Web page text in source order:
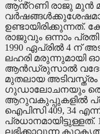
ആൻ്റണി രാജു മുൻ
ഉണ്ടായിരിക്കുന്നത്.
രാജുവും ഒന്നാം
1990 ഏപ്രിൽ 4 ന് അടി
ലഹരി മരുന്നുമായി
ആൻഡ്രുസാൽ
മുതലായ അടിവസ്ത്രം
ഗുഡാലോചനയും
ആറുവകുപ്പുകളിൽ
ഐപിസി 409, 34
ലഭിക്കാവുന്ന